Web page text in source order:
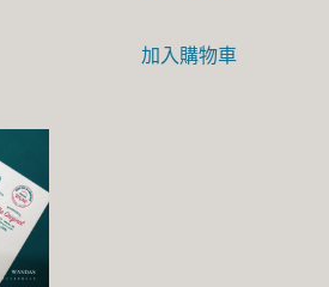
加入購物車